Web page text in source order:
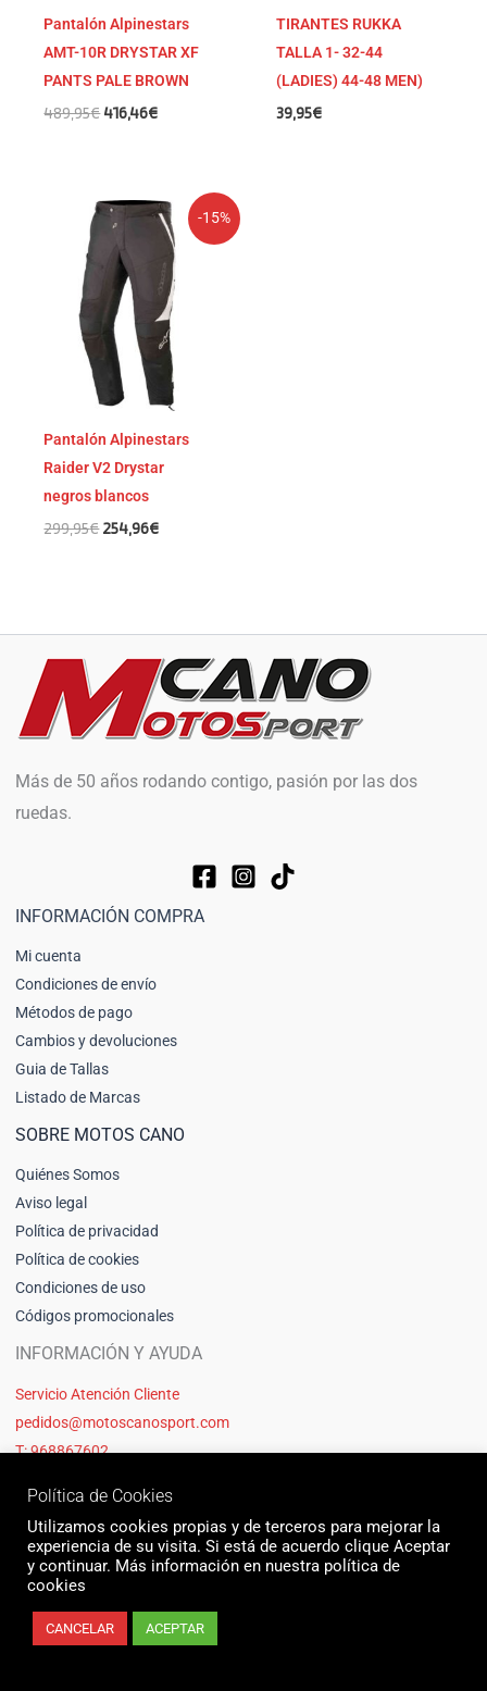
Pantalón Alpinestars
AMT-10R DRYSTAR XF
PANTS PALE BROWN
489,95€416,46€
TIRANTES RUKKA
TALLA 1- 32-44
(LADIES) 44-48 MEN)
39,95€
-15%
Pantalón Alpinestars
Raider V2 Drystar
negros blancos
299,95€
El
precio
original
era:
299,95€.
254,96€
El
precio
actual
es:
254,96€.
Más de 50 años rodando contigo, pasión por las dos
ruedas.
INFORMACIÓN COMPRA
Mi cuenta
Condiciones de envío
Métodos de pago
Cambios y devoluciones
Guia de Tallas
Listado de Marcas
SOBRE MOTOS CANO
Quiénes Somos
Aviso legal
Política de privacidad
Política de cookies
Condiciones de uso
Códigos promocionales
INFORMACIÓN Y AYUDA
Servicio Atención Cliente
pedidos@motoscanosport.com
T: 968867602
© 2026 Motos Cano Sport | Sitio web creado y mantenido por Unika web
Política de Cookies
Utilizamos cookies propias y de terceros para mejorar la
experiencia de su visita. Si está de acuerdo clique Aceptar
y continuar. Más información en nuestra política de
cookies
CANCELAR ACEPTAR